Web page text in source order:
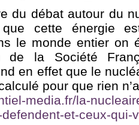
du débat autour du
cette énergie
le monde entier on
de la Société
en effet que le
pour que rien
media.fr/la-
et-ceux-qui-